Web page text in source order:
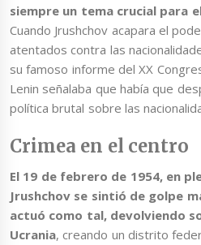
siempre un tema crucial para
Cuando Jrushchov acapara el
atentados contra las
su famoso informe del XX
Lenin señalaba que había que
política brutal sobre las
Crimea en el centro
El 19 de febrero de 1954, en
Jrushchov se sintió de golpe
actuó como tal, devolviendo
Ucrania, creando un distrito